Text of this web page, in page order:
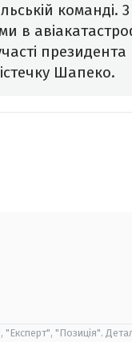
команді. 3
в
президента
Шапеко.
"Експерт", "Позиція".